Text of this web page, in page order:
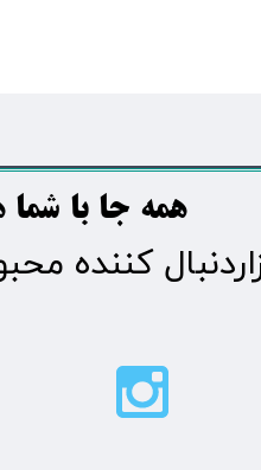
​​​همه جا با شما